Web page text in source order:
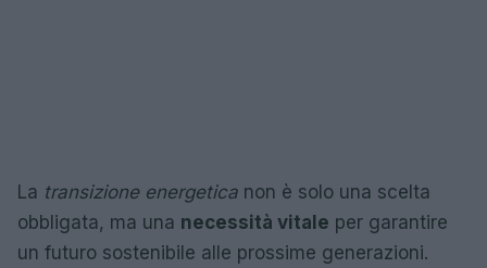
La transizione energetica non è solo una scelta
obbligata, ma una necessità vitale per garantire
un futuro sostenibile alle prossime generazioni.